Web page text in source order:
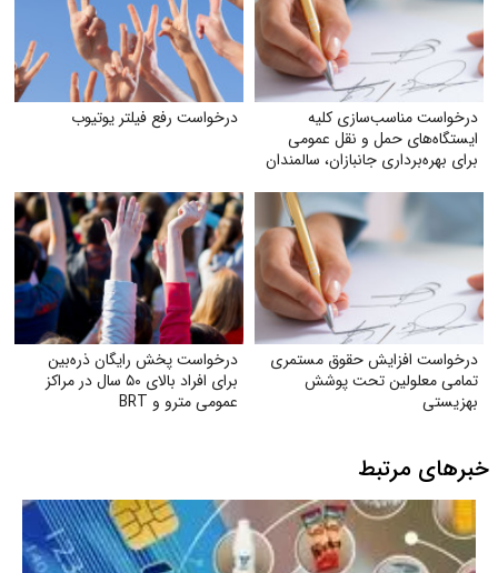
درخواست مناسب‌سازی کلیه
ایستگاه‌های حمل‌ و نقل عمومی
برای بهره‌برداری جانبازان، سالمندان
درخواست رفع فیلتر یوتیوب
درخواست افزایش حقوق مستمری
تمامی معلولین تحت پوشش
بهزیستی
درخواست پخش رایگان ذره‌بین
برای افراد بالای ۵۰ سال در مراکز
عمومی مترو و BRT
خبرهای مرتبط